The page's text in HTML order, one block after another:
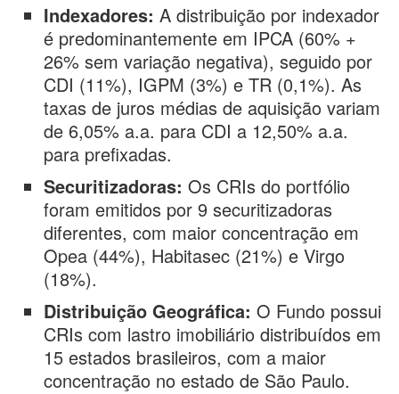
Indexadores: A distribuição por indexador
é predominantemente em IPCA (60% +
26% sem variação negativa), seguido por
CDI (11%), IGPM (3%) e TR (0,1%). As
taxas de juros médias de aquisição variam
de 6,05% a.a. para CDI a 12,50% a.a.
para prefixadas.
Securitizadoras: Os CRIs do portfólio
foram emitidos por 9 securitizadoras
diferentes, com maior concentração em
Opea (44%), Habitasec (21%) e Virgo
(18%).
Distribuição Geográfica: O Fundo possui
CRIs com lastro imobiliário distribuídos em
15 estados brasileiros, com a maior
concentração no estado de São Paulo.